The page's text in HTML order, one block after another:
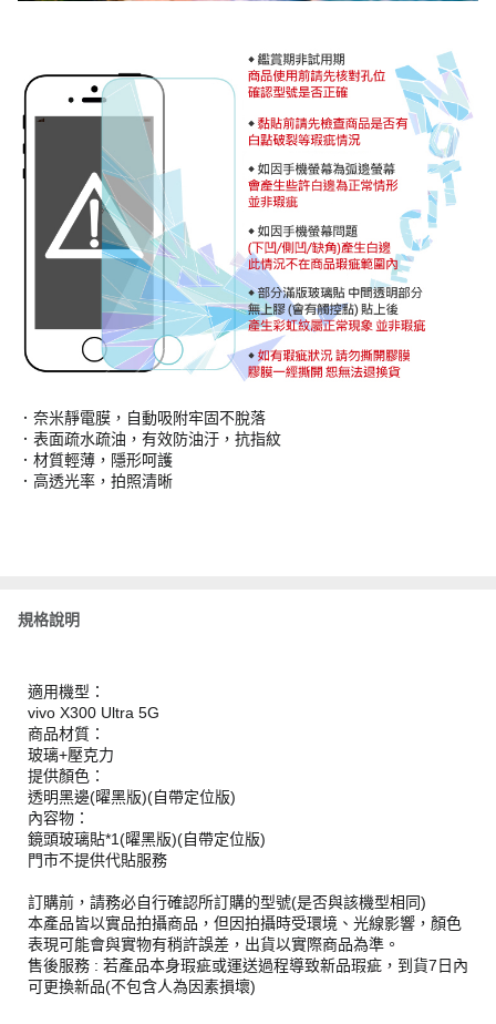
．奈米靜電膜，自動吸附牢固不脫落
．表面疏水疏油，有效防油汙，抗指紋
．材質輕薄，隱形呵護
．高透光率，拍照清晰
規格說明
適用機型：
vivo X300 Ultra 5G
商品材質：
玻璃+壓克力
提供顏色：
透明黑邊(曜黑版)(自帶定位版)
內容物：
鏡頭玻璃貼*1(曜黑版)(自帶定位版)
門市不提供代貼服務
訂購前，請務必自行確認所訂購的型號(是否與該機型相同)
本產品皆以實品拍攝商品，但因拍攝時受環境、光線影響，顏色
表現可能會與實物有稍許誤差，出貨以實際商品為準。
售後服務 : 若產品本身瑕疵或運送過程導致新品瑕疵，到貨7日內
可更換新品(不包含人為因素損壞)